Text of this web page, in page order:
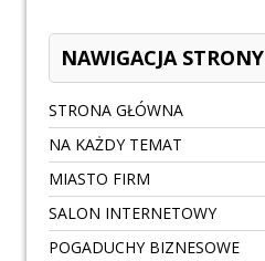
NAWIGACJA STRONY
STRONA GŁÓWNA
NA KAŻDY TEMAT
MIASTO FIRM
SALON INTERNETOWY
POGADUCHY BIZNESOWE